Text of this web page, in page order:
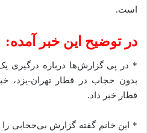
است.
در توضیح این خبر آمده:
* در پی گزارش‌ها درباره درگیری
بدون حجاب در قطار تهران-‌یزد،
قطار خبر داد.
* این خانم گفته گزارش بی‌حجابی را